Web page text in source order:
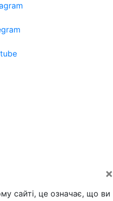
×
сайті, це означає, що ви